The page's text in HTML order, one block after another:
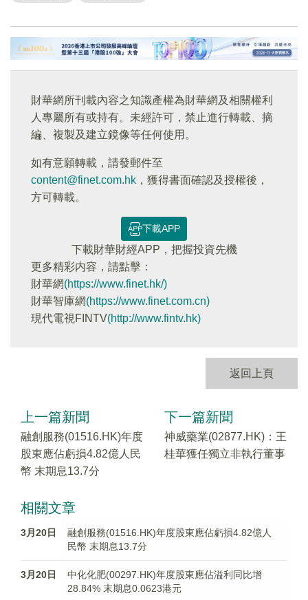
財華網所刊載內容之知識產權為財華網及相關權利
人專屬所有或持有。未經許可，禁止進行轉載、摘
編、複製及建立鏡像等任何使用。
如有意願轉載，請發郵件至
content@finet.com.hk ，獲得書面確認及授權後，
方可轉載。
下載APP
下載財華財經APP，把握投資先機
更多精彩内容，請點擊：
財華網(https://www.finet.hk/)
財華智庫網(https://www.finet.com.cn)
現代電視FINTV(http://www.fintv.hk)
返回上頁
上一篇新聞
融創服務(01516.HK)年度
股東應佔虧損4.82億人民
幣 末期息13.7分
下一篇新聞
神威藥業(02877.HK)：王
桂華獲任獨立非執行董事
相關文章
3月20日
融創服務(01516.HK)年度股東應佔虧損4.82億人
民幣 末期息13.7分
3月20日
中化化肥(00297.HK)年度股東應佔溢利同比增
28.84% 末期息0.0623港元